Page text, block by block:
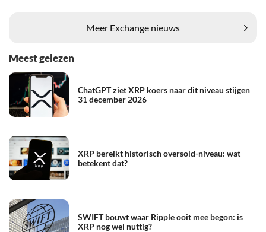
Meer Exchange nieuws
Meest gelezen
ChatGPT ziet XRP koers naar dit niveau stijgen
31 december 2026
XRP bereikt historisch oversold-niveau: wat
betekent dat?
SWIFT bouwt waar Ripple ooit mee begon: is
XRP nog wel nuttig?